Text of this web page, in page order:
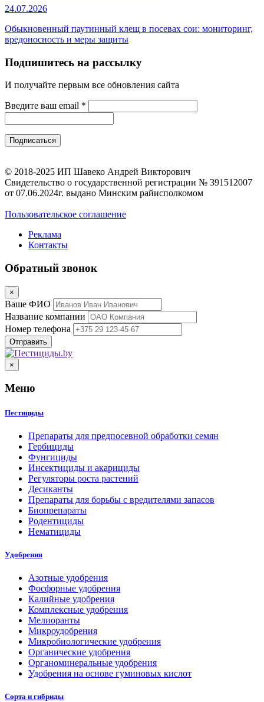
24.07.2026
Обыкновенный паутинный клещ в посевах сои: мониторинг,
вредоносность и меры защиты
Подпишитесь на рассылку
И получайте первым все обновления сайта
Введите ваш email *
© 2018-2025 ИП Шавеко Андрей Викторович
Свидетельство о государственной регистрации № 391512007
от 07.06.2024г. выдано Минским райисполкомом
Пользовательское соглашение
Реклама
Контакты
Обратный звонок
×
Ваше ФИО
Название компании
Номер телефона
×
Меню
Пестициды
Препараты для предпосевной обработки семян
Гербициды
Фунгициды
Инсектициды и акарициды
Регуляторы роста растений
Десиканты
Препараты для борьбы с вредителями запасов
Биопрепараты
Родентициды
Нематициды
Удобрения
Азотные удобрения
Фосфорные удобрения
Калийные удобрения
Комплексные удобрения
Мелиоранты
Микроудобрения
Микробиологические удобрения
Органические удобрения
Органоминеральные удобрения
Удобрения на основе гуминовых кислот
Сорта и гибриды